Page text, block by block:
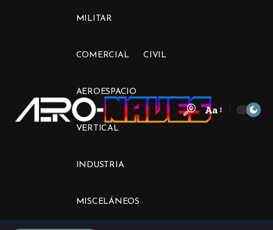
MILITAR
COMERCIAL CIVIL
AEROESPACIO
VERTICAL
INDUSTRIA
MISCELÁNEOS
Font
Aa